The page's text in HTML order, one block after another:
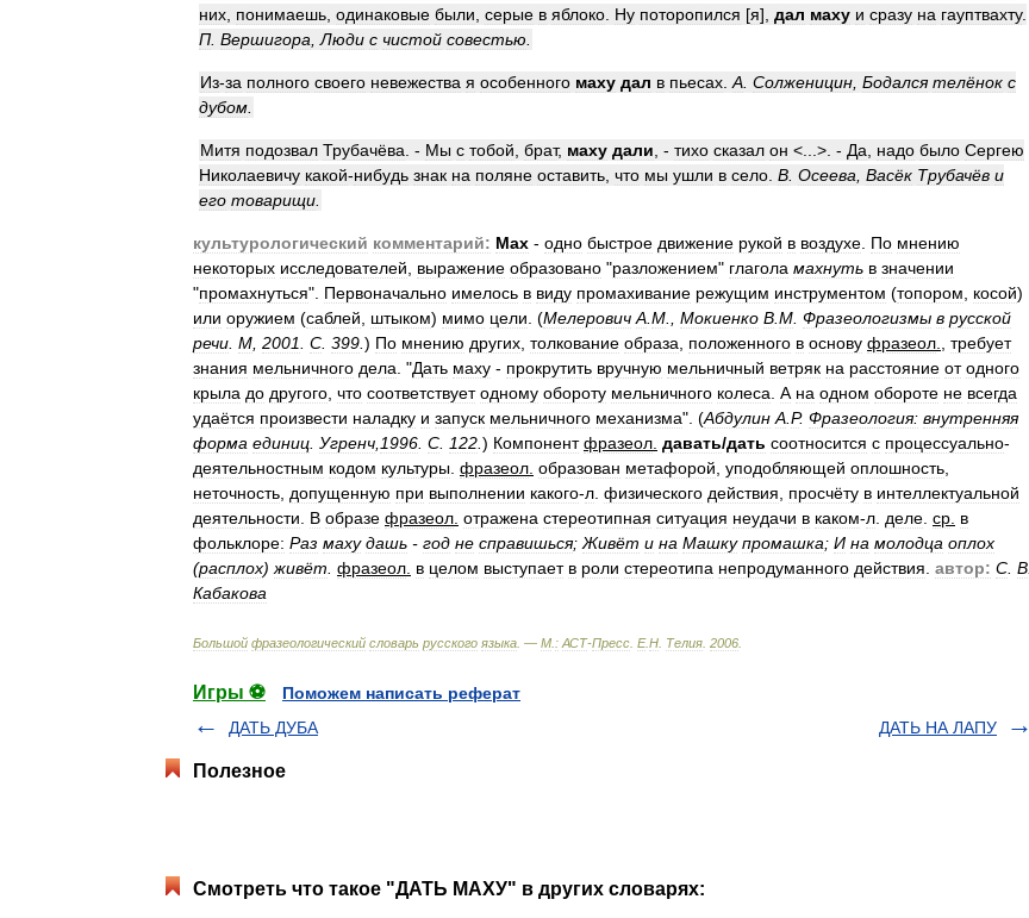
них понимаешь одинаковые были серые в яблоко Ну поторопился [я], дал маху и сразу на гауптвахту.
П Вершигора Люди с чистой совестью
Из-за полного своего невежества я особенного маху дал в пьесах А Солженицин Бодался телёнок с
дубом
Митя подозвал Трубачёва . - Мы с тобой брат, маху дали , - тихо сказал он <...>. - Да надо было Сергею
Николаевичу какой-нибудь знак на поляне оставить что мы ушли в село В Осеева Васёк Трубачёв и
его товарищи
культурологический комментарий: Мах - одно быстрое движение рукой в воздухе По мнению
некоторых исследователей выражение образовано "разложением" глагола махнуть в значении
"промахнуться". Первоначально имелось в виду промахивание режущим инструментом (топором косой)
или оружием (саблей штыком) мимо цели . (Мелерович А М Мокиенко В М Фразеологизмы в русской
речи М 2001 С 399 ) По мнению других толкование образа положенного в основу фразеол
требует
знания мельничного дела . "Дать маху - прокрутить вручную мельничный ветряк на расстояние от одного
крыла до другого что соответствует одному обороту мельничного колеса А на одном обороте не всегда
удаётся произвести наладку и запуск мельничного механизма". (Абдулин А Р. Фразеология: внутренняя
форма единиц Угренч 1996 С 122 ) Компонент фразеол давать/дать соотносится с процессуально-
деятельностным кодом культуры фразеол образован метафорой уподобляющей оплошность
неточность допущенную при выполнении какого-л физического действия просчёту в интеллектуальной
деятельности
В образе фразеол отражена стереотипная ситуация неудачи в каком-л деле ср в
фольклоре: Раз маху дашь - год не справишься; Живёт и на Машку промашка; И на молодца оплох
(расплох) живёт фразеол в целом выступает в роли стереотипа непродуманного действия автор: С В
Кабакова
Большой фразеологический словарь русского языка . — М : АСТ-Пресс Е.Н Телия 2006
Игры ⚽
Поможем написать реферат
ДАТЬ ДУБА
ДАТЬ НА ЛАПУ
Полезное
Смотреть что такое "ДАТЬ МАХУ" в других словарях: